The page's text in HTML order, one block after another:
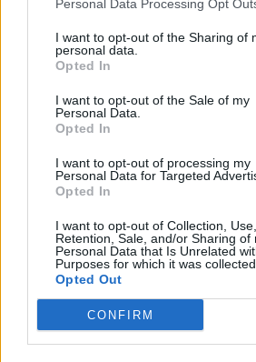
Personal Data Processing Opt
I want to opt-out of the Sharing of
personal data.
Opted In
I want to opt-out of the Sale of my
Personal Data.
Opted In
I want to opt-out of processing my
Personal Data for Targeted
Opted In
I want to opt-out of Collection, Use,
Retention, Sale, and/or Sharing of
Personal Data that Is Unrelated
Purposes for which it was collected.
Opted Out
CONFIRM